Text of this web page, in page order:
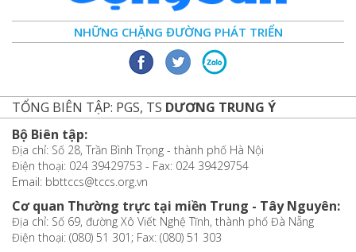
NHỮNG CHẶNG ĐƯỜNG PHÁT TRIỂN
TỔNG BIÊN TẬP: PGS, TS DƯƠNG TRUNG Ý
Bộ Biên tập:
Địa chỉ: Số 28, Trần Bình Trọng - thành phố Hà Nội
Điện thoại: 024 39429753 - Fax: 024 39429754
Email: bbttccs@tccs.org.vn
Cơ quan Thường trực tại miền Trung - Tây Nguyên:
Địa chỉ: Số 69, đường Xô Viết Nghệ Tĩnh, thành phố Đà Nẵng
Điện thoại: (080) 51 301; Fax: (080) 51 303